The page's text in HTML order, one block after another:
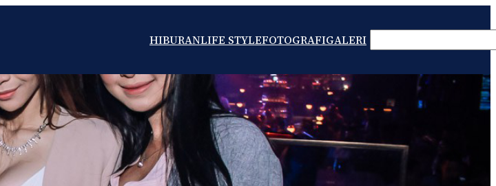
HIBURANLIFE STYLEFOTOGRAFIGALERI SEARCH